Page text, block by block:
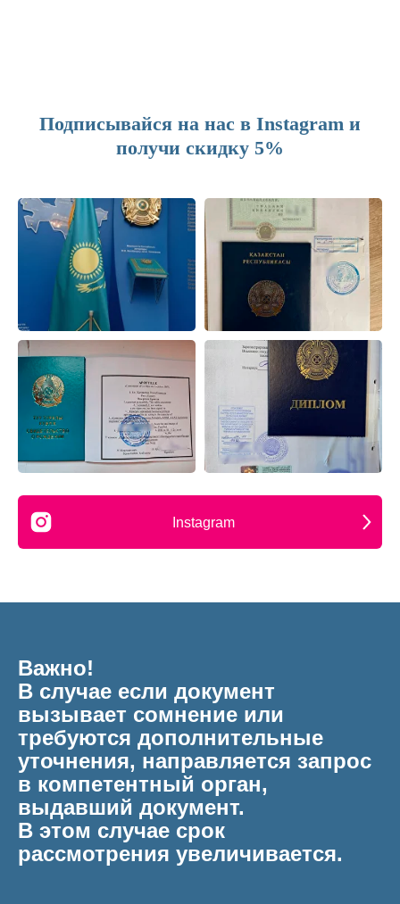
Подписывайся на нас в Instagram и
получи скидку 5%
Instagram
Важно!
В случае если документ
вызывает сомнение или
требуются дополнительные
уточнения, направляется запрос
в компетентный орган,
выдавший документ.
В этом случае срок
рассмотрения увеличивается.